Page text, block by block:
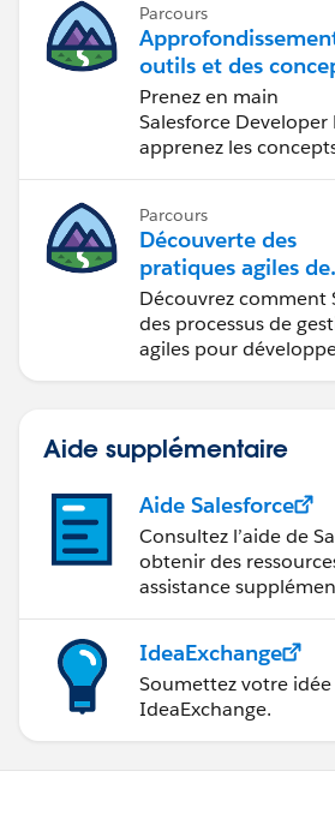
Parcours
outils et des
développement
Salesforce
Prenez en main
Salesforce Developer
apprenez les
Parcours
Découverte des
pratiques agiles de
Salesforce
Découvrez comment
des processus de
agiles pour
Aide supplémentaire
Aide Salesforce
Consultez l’aide de
obtenir des
assistance
IdeaExchange
Soumettez votre idée
IdeaExchange.